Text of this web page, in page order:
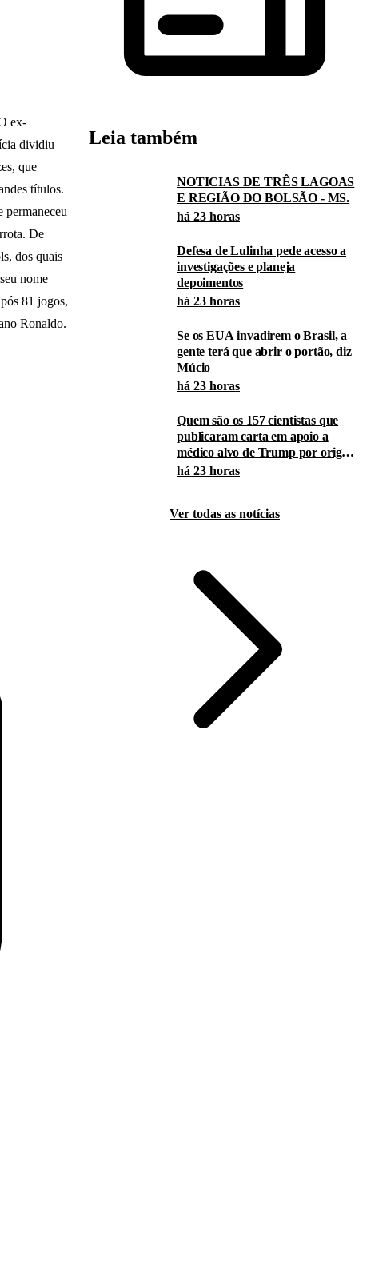
ex-
dividiu
que
títulos.
De
dos quais
nome
81 jogos,
Ronaldo.
Leia também
NOTICIAS DE TRÊS LAGOAS
E REGIÃO DO BOLSÃO - MS.
há 23 horas
Defesa de Lulinha pede acesso a
investigações e planeja
depoimentos
há 23 horas
Se os EUA invadirem o Brasil, a
gente terá que abrir o portão, diz
Múcio
há 23 horas
Quem são os 157 cientistas que
publicaram carta em apoio a
médico alvo de Trump por origem
da covid
há 23 horas
Ver todas as notícias